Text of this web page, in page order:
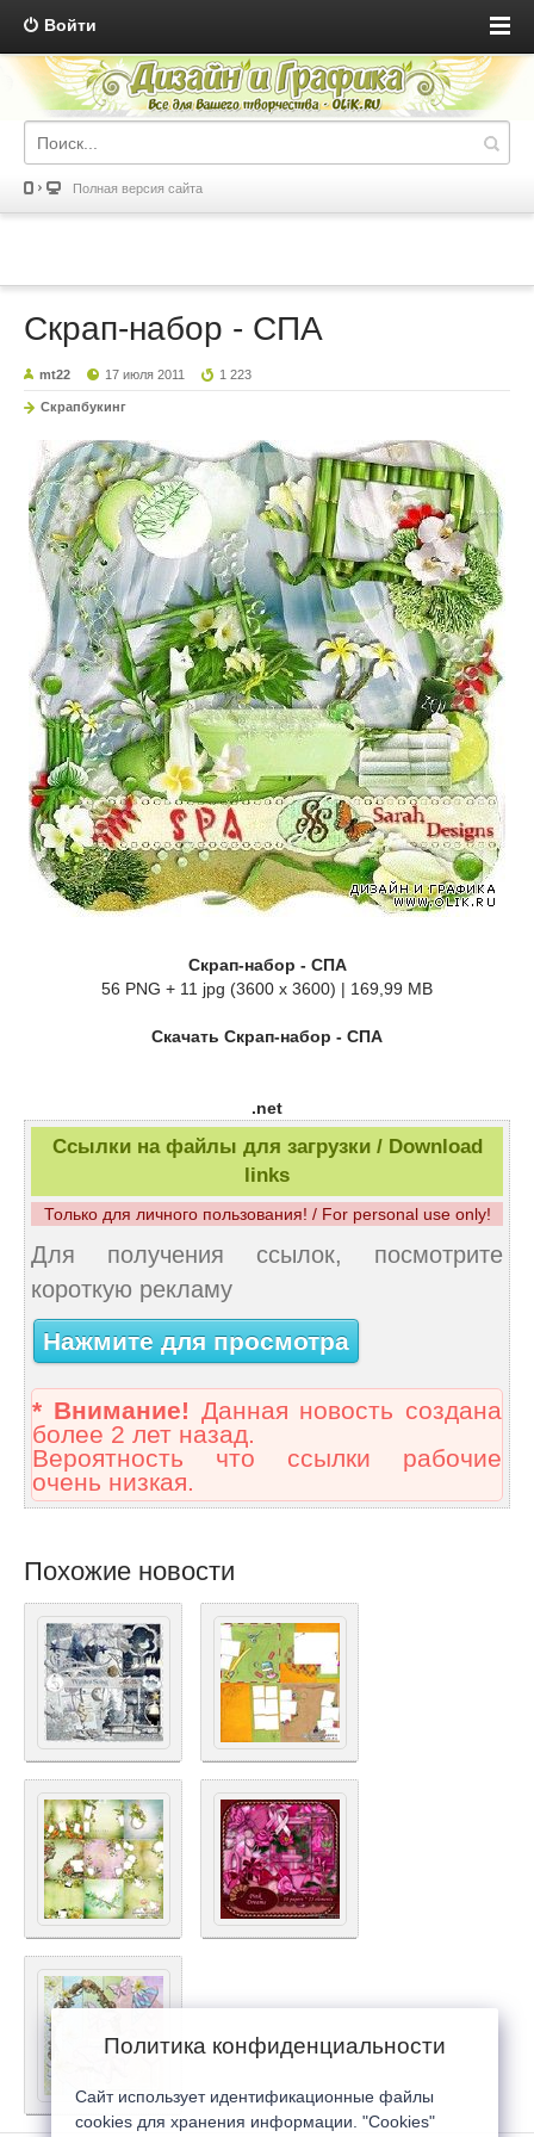
Войти
Полная версия сайта
Скрап-набор - СПА
mt22 17 июля 2011 1 223
Скрапбукинг
Скрап-набор - СПА
56 PNG + 11 jpg (3600 x 3600) | 169,99 MB
Скачать Скрап-набор - СПА
.net
Ссылки на файлы для загрузки / Download
links
Только для личного пользования! / For personal use only!
Для получения ссылок, посмотрите
короткую рекламу
Нажмите для просмотра
* Внимание! Данная новость создана
более 2 лет назад.
Вероятность что ссылки рабочие
очень низкая.
Похожие новости
Политика конфиденциальности
Сайт использует идентификационные файлы
cookies для хранения информации. "Cookies"